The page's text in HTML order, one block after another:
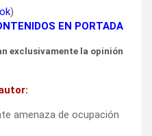
)
EN PORTADA
exclusivamente la opinión
amenaza de ocupación